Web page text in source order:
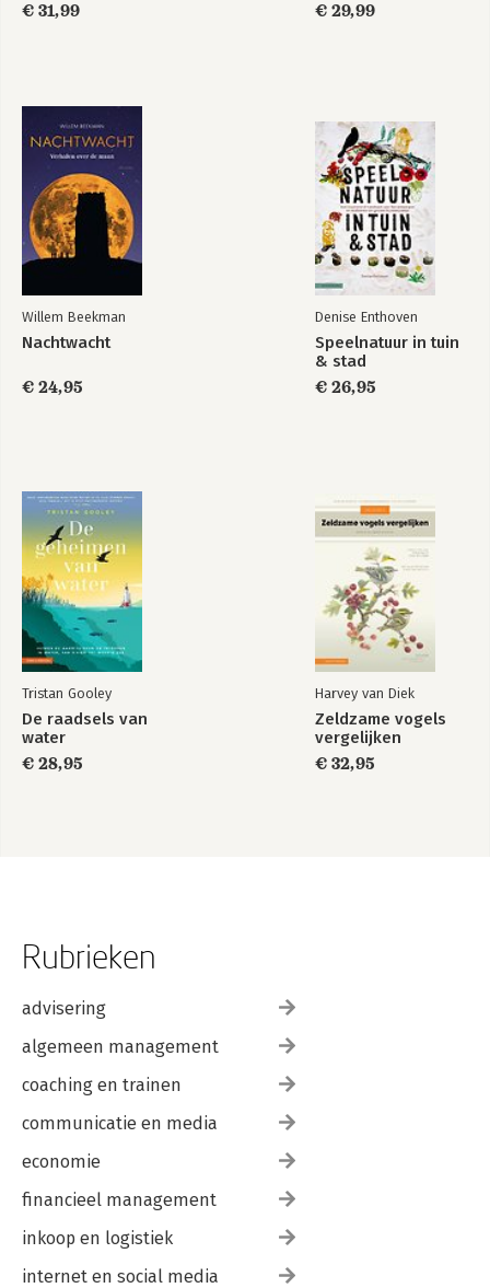
€ 31,99 € 29,99
Willem Beekman
Nachtwacht
€ 24,95
Denise Enthoven
Speelnatuur in tuin
& stad
€ 26,95
Tristan Gooley
De raadsels van
water
€ 28,95
Harvey van Diek
Zeldzame vogels
vergelijken
€ 32,95
Rubrieken
advisering
algemeen management
coaching en trainen
communicatie en media
economie
financieel management
inkoop en logistiek
internet en social media